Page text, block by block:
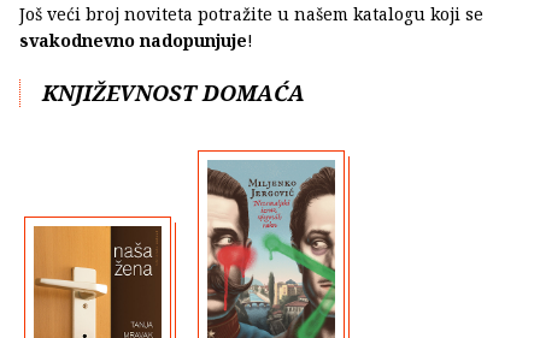
Još veći broj noviteta potražite u našem katalogu koji se
svakodnevno nadopunjuje!
KNJIŽEVNOST DOMAĆA